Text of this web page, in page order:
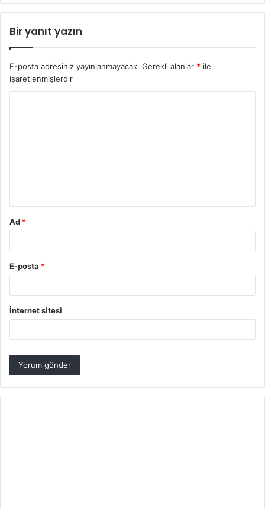
Bir yanıt yazın
E-posta adresiniz yayınlanmayacak. Gerekli alanlar * ile
işaretlenmişlerdir
Ad *
E-posta *
İnternet sitesi